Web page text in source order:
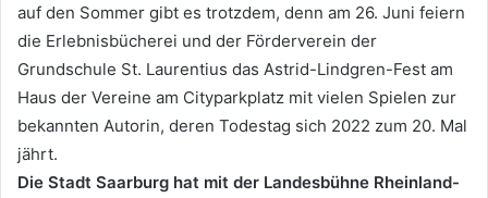
auf den Sommer gibt es trotzdem, denn am 26. Juni feiern
die Erlebnisbücherei und der Förderverein der
Grundschule St. Laurentius das Astrid-Lindgren-Fest am
Haus der Vereine am Cityparkplatz mit vielen Spielen zur
bekannten Autorin, deren Todestag sich 2022 zum 20. Mal
jährt.
Die Stadt Saarburg hat mit der Landesbühne Rheinland-